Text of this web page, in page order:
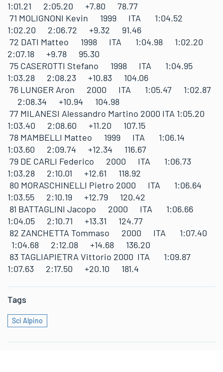
1:01.21 2:05.20 +7.80 78.77
71 MOLIGNONI Kevin 1999 ITA 1:04.52
1:02.20 2:06.72 +9.32 91.46
72 DATI Matteo 1998 ITA 1:04.98 1:02.20
2:07.18 +9.78 95.30
75 CASEROTTI Stefano 1998 ITA 1:04.95
1:03.28 2:08.23 +10.83 104.06
76 LUNGER Aron 2000 ITA 1:05.47 1:02.87
2:08.34 +10.94 104.98
77 MILANESI Alessandro Martino 2000 ITA 1:05.20
1:03.40 2:08.60 +11.20 107.15
78 MAMBELLI Matteo 1999 ITA 1:06.14
1:03.60 2:09.74 +12.34 116.67
79 DE CARLI Federico 2000 ITA 1:06.73
1:03.28 2:10.01 +12.61 118.92
80 MORASCHINELLI Pietro 2000 ITA 1:06.64
1:03.55 2:10.19 +12.79 120.42
81 BATTAGLINI Jacopo 2000 ITA 1:06.66
1:04.05 2:10.71 +13.31 124.77
82 ZANCHETTA Tommaso 2000 ITA 1:07.40
1:04.68 2:12.08 +14.68 136.20
83 TAGLIAPIETRA Vittorio 2000 ITA 1:09.87
1:07.63 2:17.50 +20.10 181.4
Tags
Sci Alpino